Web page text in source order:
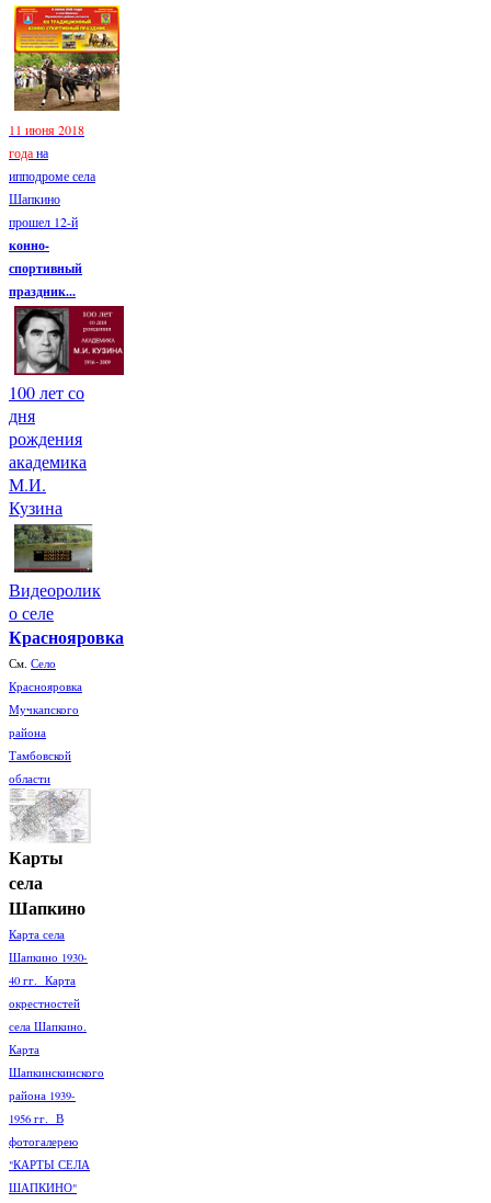
11 июня 2018
годана
ипподроме села
Шапкино
прошел 12-й
конно-
спортивный
праздник...
100 лет со
дня
рождения
академика
М.И.
Кузина
Видеоролик
о селе
Краснояровка
См. Село
Краснояровка
Мучкапского
района
Тамбовской
области
Карты
села
Шапкино
Карта села
Шапкино 1930-
40 гг. Карта
окрестностей
села Шапкино.
Карта
Шапкинскинского
района 1939-
1956 гг. В
фотогалерею
"КАРТЫ СЕЛА
ШАПКИНО"